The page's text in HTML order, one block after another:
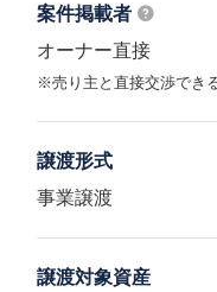
案件掲載者
オーナー直接
※売り主と直接交渉でき
譲渡形式
事業譲渡
譲渡対象資産